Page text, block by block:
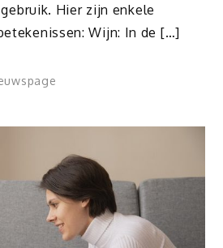
Hier zijn enkele
Wijn: In de […]